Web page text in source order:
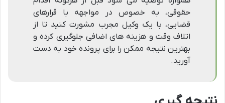
حقوقی، به خصوص در مواجهه با قرارهای
قضایی، با یک وکیل مجرب مشورت کنید تا از
اتلاف وقت و هزینه های اضافی جلوگیری کرده و
بهترین نتیجه ممکن را برای پرونده خود به دست
آورید.